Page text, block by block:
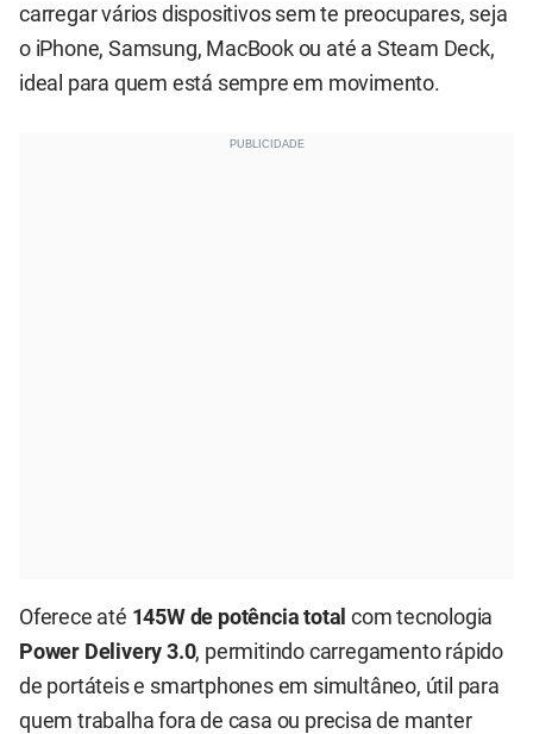
carregar vários dispositivos sem te preocupares, seja
o iPhone, Samsung, MacBook ou até a Steam Deck,
ideal para quem está sempre em movimento.
Oferece até 145W de potência total com tecnologia
Power Delivery 3.0, permitindo carregamento rápido
de portáteis e smartphones em simultâneo, útil para
quem trabalha fora de casa ou precisa de manter